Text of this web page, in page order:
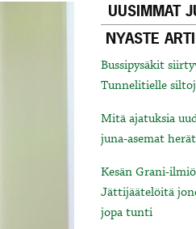
UUSIMMAT
NYASTE
Bussipysäkit
Tunnelitielle
Mitä ajatuksia
juna-asemat
Kesän Grani-
Jättijäätelöitä
jopa tunti